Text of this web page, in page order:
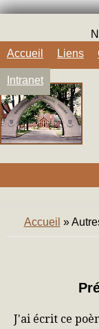
Accueil Liens
Intranet
Vous êtes ici
Accueil »
J'ai écrit ce